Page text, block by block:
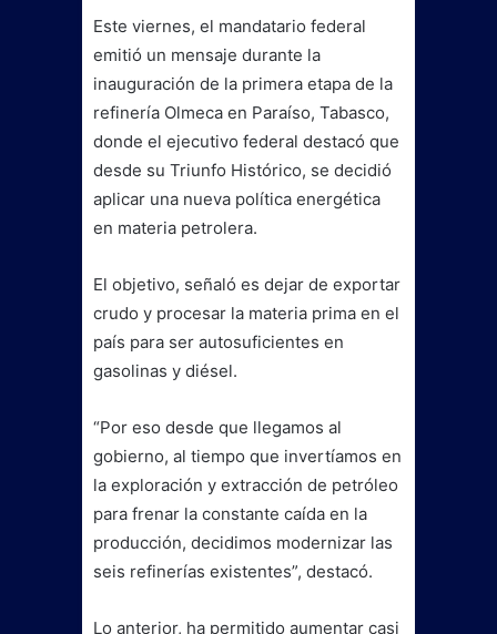
Este viernes, el mandatario federal
emitió un mensaje durante la
inauguración de la primera etapa de la
refinería Olmeca en Paraíso, Tabasco,
donde el ejecutivo federal destacó que
desde su Triunfo Histórico, se decidió
aplicar una nueva política energética
en materia petrolera.
El objetivo, señaló es dejar de exportar
crudo y procesar la materia prima en el
país para ser autosuficientes en
gasolinas y diésel.
“Por eso desde que llegamos al
gobierno, al tiempo que invertíamos en
la exploración y extracción de petróleo
para frenar la constante caída en la
producción, decidimos modernizar las
seis refinerías existentes”, destacó.
Lo anterior, ha permitido aumentar casi